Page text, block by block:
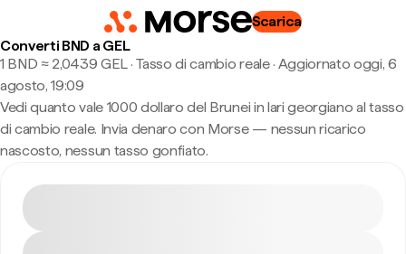
Scarica
Converti BND a GEL
1 BND ≈ 2,0439 GEL · Tasso di cambio reale· Aggiornato oggi, 6
agosto, 19:09
Vedi quanto vale 1000 dollaro del Brunei in lari georgiano al tasso
di cambio reale. Invia denaro con Morse — nessun ricarico
nascosto, nessun tasso gonfiato.